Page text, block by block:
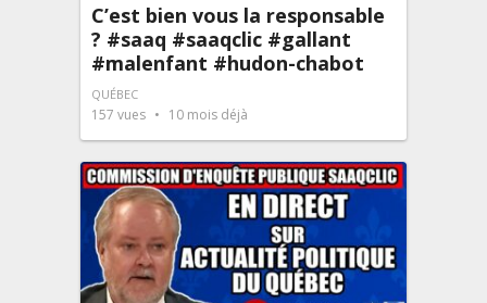
C’est bien vous la responsable
? #saaq #saaqclic #gallant
#malenfant #hudon-chabot
QUÉBEC
157 vues 10 mois déjà